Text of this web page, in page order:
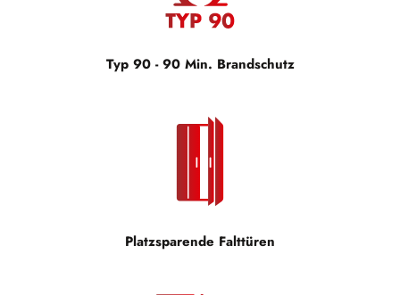
Typ 90 - 90 Min. Brandschutz
Platzsparende Falttüren